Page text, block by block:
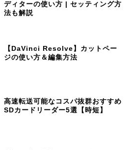
ディターの使い方 | セッティング方
法も解説
【DaVinci Resolve】カットペー
ジの使い方＆編集方法
高速転送可能なコスパ抜群おすすめ
SDカードリーダー5選【時短】